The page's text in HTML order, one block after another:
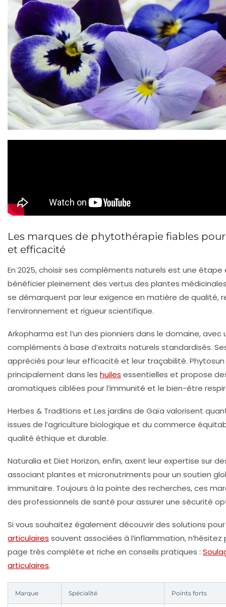
Les marques de phytothérapie fiables
et efficacité
En 2025, choisir ses compléments naturels est une étape
bénéficier pleinement des vertus des plantes
se démarquent par leur exigence en matière de qualité,
l’environnement et rigueur scientifique.
Arkopharma est l’un des pionniers dans le domaine,
compléments à base d’extraits naturels standardisés.
appréciés pour leur efficacité et leur traçabilité.
principalement dans les huiles essentielles et propose
aromatiques ciblées pour l’immunité et le bien-être
Herbes & Traditions et Les jardins de Gaïa valorisent
issues de l’agriculture biologique et du commerce
qualité éthique et durable.
Naturalia et Diet Horizon, enfin, axent leur expertise sur
associant plantes et micronutriments pour un soutien
immunitaire. Toujours à la pointe des recherches, ces
des professionnels de santé pour assurer une sécurité
Si vous souhaitez également découvrir des solutions
articulaires souvent associées à l’inflammation,
page très complète et riche en conseils pratiques :
articulaires.
Marque Spécialité Points forts